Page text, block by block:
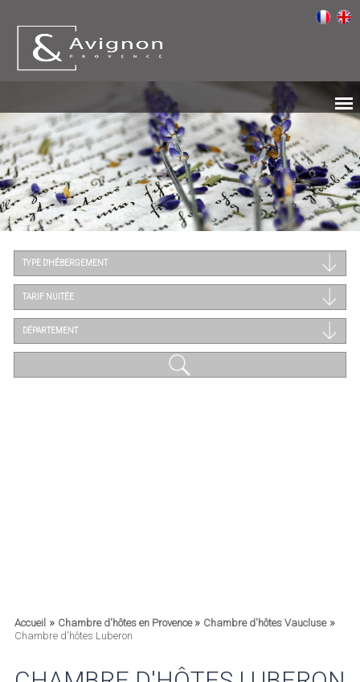
TYPE D'HÉBERGEMENT
TARIF NUITÉE
DÉPARTEMENT
Accueil» Chambre d'hôtes en Provence » Chambre d'hôtes Vaucluse»
Chambre d'hôtes Luberon